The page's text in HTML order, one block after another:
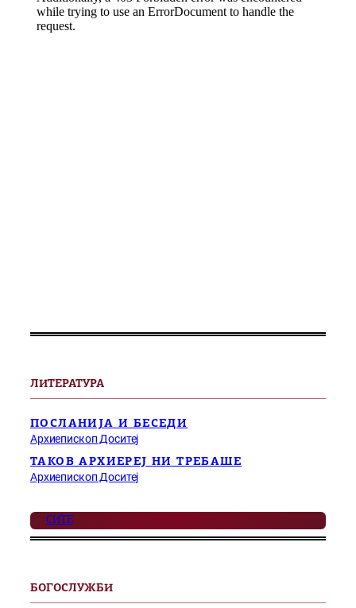
ЛИТЕРАТУРА
ПОСЛАНИЈА И БЕСЕДИ
Архиепископ Доситеј
ТАКОВ АРХИЕРЕЈ НИ ТРЕБАШЕ
Архиепископ Доситеј
СИТЕ
БОГОСЛУЖБИ